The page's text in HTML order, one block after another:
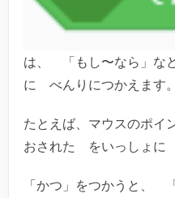
は、 「もし〜なら」
に べんりにつかえます。
たとえば、マウスのポ
おされた をいっしょに
「かつ」をつかうと、